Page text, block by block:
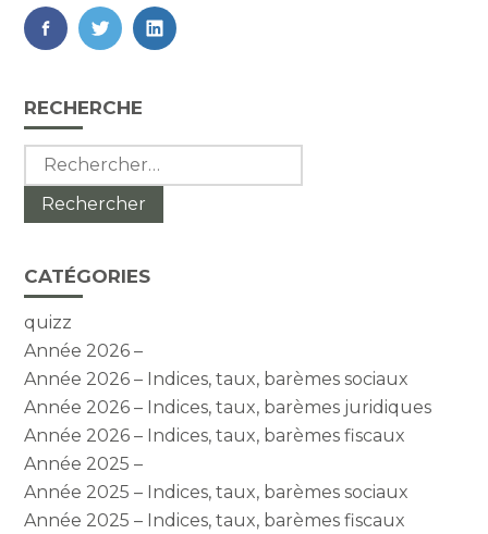
FaceBook
TwitterLinkedIn
Blog
sidebar
RECHERCHE
Rechercher :
CATÉGORIES
quizz
Année 2026 –
Année 2026 – Indices, taux, barèmes sociaux
Année 2026 – Indices, taux, barèmes juridiques
Année 2026 – Indices, taux, barèmes fiscaux
Année 2025 –
Année 2025 – Indices, taux, barèmes sociaux
Année 2025 – Indices, taux, barèmes fiscaux